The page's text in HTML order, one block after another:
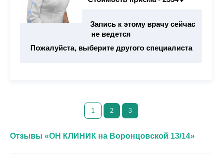
Запись к этому врачу сейчас
не ведется
Пожалуйста, выберите другого специалиста
1 2 3
Отзывы «ОН КЛИНИК на Воронцовской 13/14»